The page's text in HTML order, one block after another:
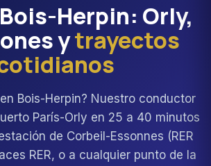
Herpin: Orly,
ytrayectos
Bois-Herpin? Nuestro conductor
París-Orly en 25 a 40 minutos
de Corbeil-Essonnes (RER
RER, o a cualquier punto de la